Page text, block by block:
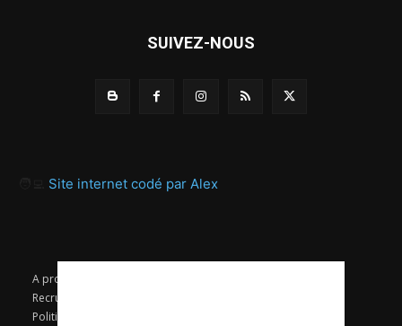
SUIVEZ-NOUS
Site internet codé par Alex
A propos
Recrutement / Offres d’emploi
Politique de confidentialité